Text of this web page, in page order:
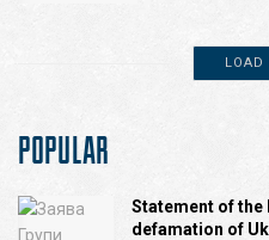
LOAD
POPULAR
Statement of the
defamation of